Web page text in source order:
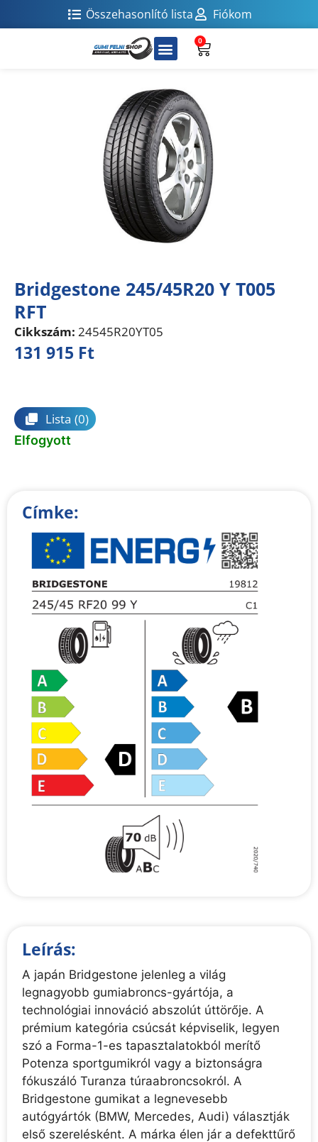
Összehasonlító lista Fiókom
0
Bridgestone 245/45R20 Y T005
RFT
Cikkszám: 24545R20YT05
131 915 Ft
Lista (0)
Elfogyott
Címke:
Leírás:
A japán Bridgestone jelenleg a világ
legnagyobb gumiabroncs-gyártója, a
technológiai innováció abszolút úttörője. A
prémium kategória csúcsát képviselik, legyen
szó a Forma-1-es tapasztalatokból merítő
Potenza sportgumikról vagy a biztonságra
fókuszáló Turanza túraabroncsokról. A
Bridgestone gumikat a legnevesebb
autógyártók (BMW, Mercedes, Audi) választják
első szerelésként. A márka élen jár a defekttűrő